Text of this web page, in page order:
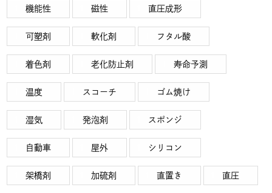
機能性 磁性 直圧成形
可塑剤 軟化剤 フタル酸
着色剤 老化防止剤 寿命予測
温度 スコーチ ゴム焼け
湿気 発泡剤 スポンジ
自動車 屋外 シリコン
架橋剤 加硫剤 直置き 直圧